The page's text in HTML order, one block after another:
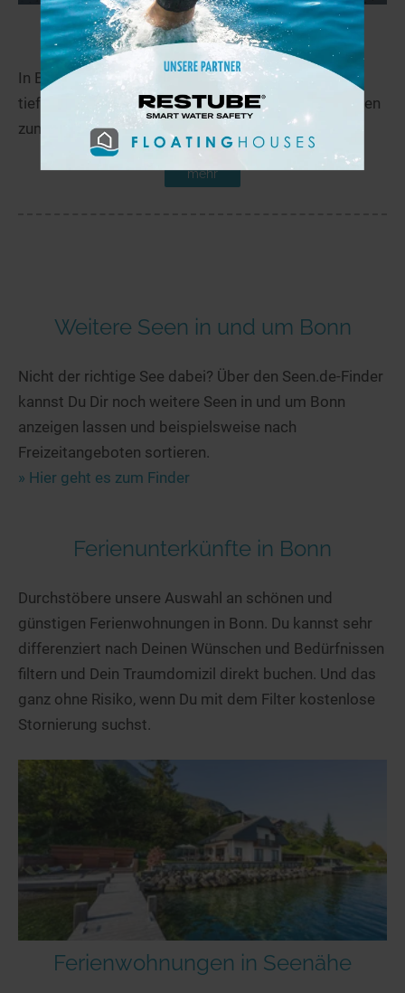
Lucretiasee 22,9 km
In Brühl in Nordrhein-Westfalen liegt der 7,2 Meter
tiefe Lucretiasee. Weitere interessante Informationen
zum See findet man auf Seen.de!
mehr
Weitere Seen in und um Bonn
Nicht der richtige See dabei? Über den Seen.de-Finder
kannst Du Dir noch weitere Seen in und um Bonn
anzeigen lassen und beispielsweise nach
Freizeitangeboten sortieren.
» Hier geht es zum Finder
Ferienunterkünfte in Bonn
Durchstöbere unsere Auswahl an schönen und
günstigen Ferienwohnungen in Bonn. Du kannst sehr
differenziert nach Deinen Wünschen und Bedürfnissen
filtern und Dein Traumdomizil direkt buchen. Und das
ganz ohne Risiko, wenn Du mit dem Filter kostenlose
Stornierung suchst.
Ferienwohnungen in Seenähe